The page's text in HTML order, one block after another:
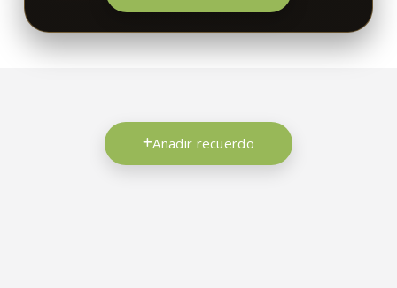
Añadir recuerdo